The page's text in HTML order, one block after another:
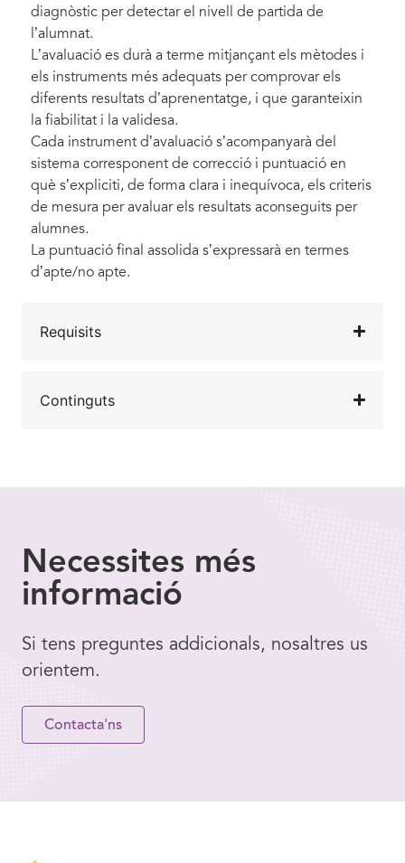
diagnòstic per detectar el nivell de partida de
l’alumnat.
L’avaluació es durà a terme mitjançant els mètodes i
els instruments més adequats per comprovar els
diferents resultats d’aprenentatge, i que garanteixin
la fiabilitat i la validesa.
Cada instrument d’avaluació s’acompanyarà del
sistema corresponent de correcció i puntuació en
què s’expliciti, de forma clara i inequívoca, els criteris
de mesura per avaluar els resultats aconseguits per
alumnes.
La puntuació final assolida s’expressarà en termes
d’apte/no apte.
Requisits
Continguts
Necessites més
informació
Si tens preguntes addicionals, nosaltres us
orientem.
Contacta'ns